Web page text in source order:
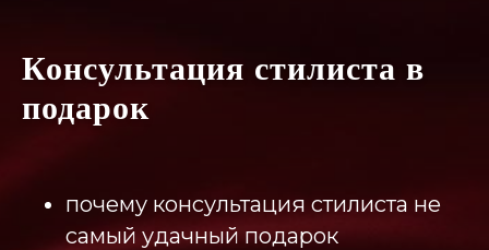
Консультация стилиста в
подарок
почему консультация стилиста не
самый удачный подарок